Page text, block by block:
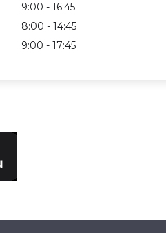
9:00 - 16:45
8:00 - 14:45
9:00 - 17:45